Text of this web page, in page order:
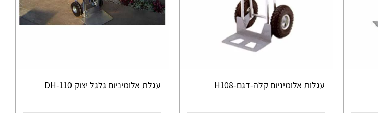
עגלות אלומיניום קלה-דגם-H108 עגלת אלומיניום גלגל יצוק DH-110